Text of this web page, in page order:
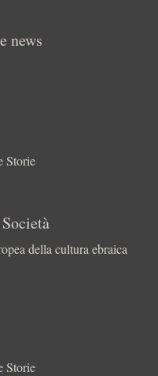
news
Storie
della cultura ebraica
Storie